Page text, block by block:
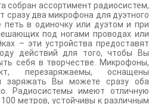
собран ассортимент радиосистем,
сразу два микрофона для дуэтного
в одиночку или дуэтом и при
под ногами проводах или
– эти устройства предоставят
действий для того, чтобы Вы
себя в творчестве. Микрофоны,
перезаряжаемы, оснащены
заряжать Вы можете сразу оба
Радиосистемы имеют отличную
метров, устойчивы к различным